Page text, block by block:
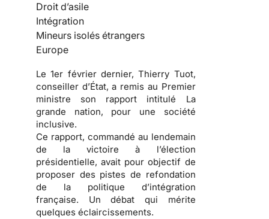
Droit d’asile
Intégration
Mineurs isolés étrangers
Europe
Le 1er février dernier, Thierry Tuot,
conseiller d’État, a remis au Premier
ministre son rapport intitulé La
grande nation, pour une société
inclusive.
Ce rapport, commandé au lendemain
de la victoire à l’élection
présidentielle, avait pour objectif de
proposer des pistes de refondation
de la politique d’intégration
française. Un débat qui mérite
quelques éclaircissements.